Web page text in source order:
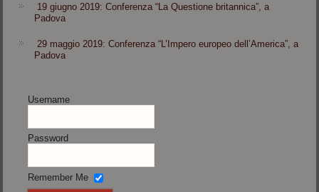
19 giugno 2019: Conferenza “La Questione britannica”, a
Padova
29 maggio 2019: Conferenza “L’Impero europeo dell’America”, a
Padova
Username
Password
Remember Me